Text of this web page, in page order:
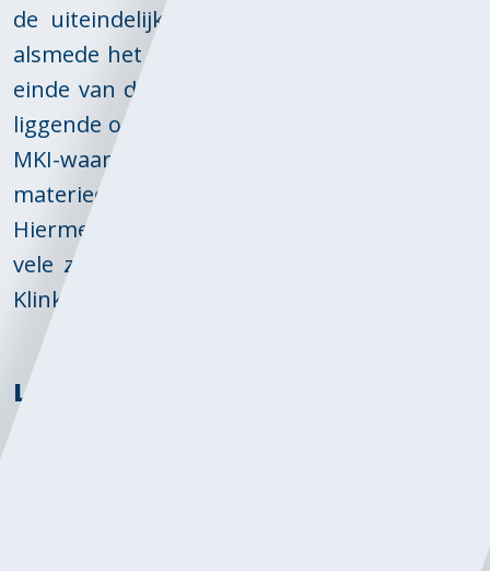
de uiteindelijke levering aan de aannemer
alsmede het recyclen van het asfalt aan het
einde van de levensduur. Een voor de hand
liggende oplossing voor het verlagen van de
MKI-waarde van asfalt is emissievrij
materieel zoals elektrische machines.
Hiermee kan tevens worden gewerkt in de
vele zero-emissiezones die Nederland kent.
Klinkt als de perfecte oplossing toch?
Levenscyclusanalyse (LCA) asfalt